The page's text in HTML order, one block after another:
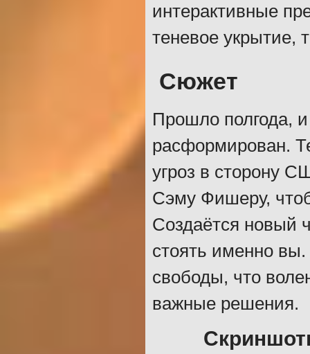
интерактивные
теневое укрытие,
Сюжет
Прошло полгода,
расформирован.
угроз в сторону
Сэму Фишеру,
Создаётся новый
стоять именно вы.
свободы, что
важные решения.